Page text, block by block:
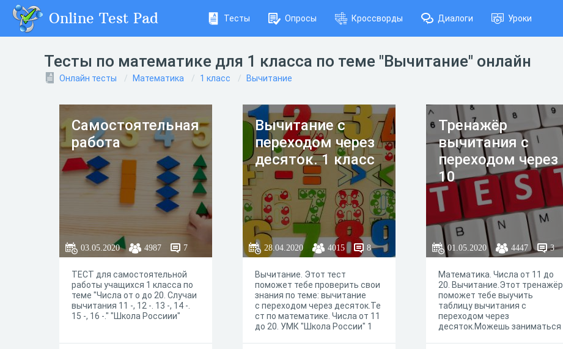
Online Test Pad Тесты Опросы Кроссворды Диалоги Уроки
Тесты по математике для 1 класса по теме "Вычитание" онлайн
Онлайн тесты Математика 1 класс Вычитание
Самостоятельная
работа
03.05.2020 4987 7
ТЕСТ для самостоятельной
работы учащихся 1 класса по
теме "Числа от о до 20. Случаи
вычитания 11 -, 12 -. 13 -, 14 -.
15 -, 16 -." "Школа Россиии"
Вычитание с
переходом через
десяток. 1 класс
28.04.2020 4015 8
Вычитание. Этот тест
поможет тебе проверить свои
знания по теме: вычитание
с переходом через десяток.Те
ст по математике. Числа от 11
до 20. УМК "Школа России" 1
Тренажёр
вычитания с
переходом через
10
01.05.2020 4447 3
Математика. Числа от 11 до
20. Вычитание.Этот тренажёр
поможет тебе выучить
таблицу вычитания с
переходом через
десяток.Можешь заниматься